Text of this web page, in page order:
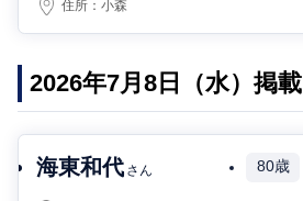
住所：小森
2026年7月8日（水）掲載
海東和代 さん 80歳